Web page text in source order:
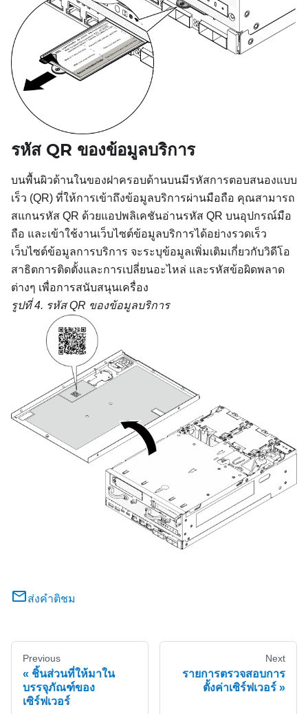
รหัส QR ของข้อมูลบริการ
บนพื้นผิวด้านในของฝาครอบด้านบนมีรหัสการตอบสนองแบบ
เร็ว (QR) ที่ให้การเข้าถึงข้อมูลบริการผ่านมือถือ คุณสามารถ
สแกนรหัส QR ด้วยแอปพลิเคชันอ่านรหัส QR บนอุปกรณ์มือ
ถือ และเข้าใช้งานเว็บไซต์ข้อมูลบริการได้อย่างรวดเร็ว
เว็บไซต์ข้อมูลการบริการ จะระบุข้อมูลเพิ่มเติมเกี่ยวกับวิดีโอ
สาธิตการติดตั้งและการเปลี่ยนอะไหล่ และรหัสข้อผิดพลาด
ต่างๆ เพื่อการสนับสนุนเครื่อง
รูปที่ 4. รหัส QR ของข้อมูลบริการ
ส่งคำติชม
Previous
ชิ้นส่วนที่ให้มาใน
บรรจุภัณฑ์ของ
เซิร์ฟเวอร์
Next
รายการตรวจสอบการ
ตั้งค่าเซิร์ฟเวอร์